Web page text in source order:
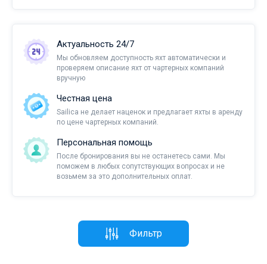
Актуальность 24/7
Мы обновляем доступность яхт автоматически и
проверяем описание яхт от чартерных компаний
вручную
Честная цена
Sailica не делает наценок и предлагает яхты в аренду
по цене чартерных компаний.
Персональная помощь
После бронирования вы не останетесь сами. Мы
поможем в любых сопутствующих вопросах и не
возьмем за это дополнительных оплат.
Фильтр